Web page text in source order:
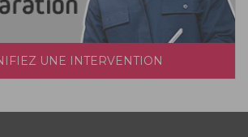
UNE INTERVENTION